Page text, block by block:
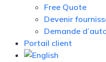
Free Quote
Devenir
Demande
Portail client